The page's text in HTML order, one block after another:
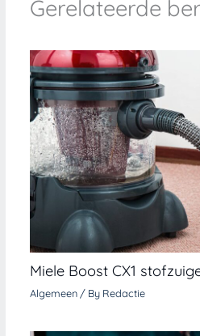
Gerelateerde
Miele Boost CX1
Algemeen/ By Redactie